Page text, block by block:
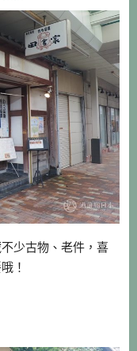
少古物、老件，喜
！